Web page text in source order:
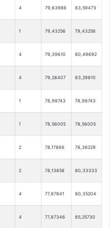
4 79,63986 83,59473
1 79,43256 79,43256
4 79,39610 80,49692
4 79,28407 83,29810
1 78,98743 78,98743
1 78,56005 78,56005
2 78,17866 78,36229
2 78,13858 80,33333
4 77,87841 80,35204
4 77,87346 85,25730